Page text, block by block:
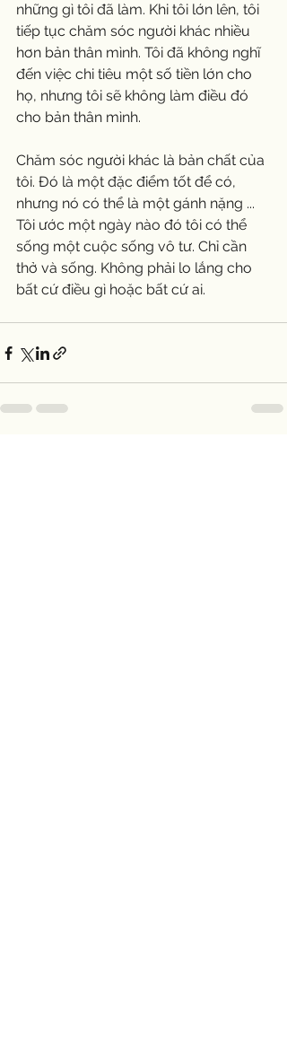
những gì tôi đã làm. Khi tôi lớn lên, tôi
tiếp tục chăm sóc người khác nhiều
hơn bản thân mình. Tôi đã không nghĩ
đến việc chi tiêu một số tiền lớn cho
họ, nhưng tôi sẽ không làm điều đó
cho bản thân mình.
Chăm sóc người khác là bản chất của
tôi. Đó là một đặc điểm tốt để có,
nhưng nó có thể là một gánh nặng ...
Tôi ước một ngày nào đó tôi có thể
sống một cuộc sống vô tư. Chỉ cần
thở và sống. Không phải lo lắng cho
bất cứ điều gì hoặc bất cứ ai.